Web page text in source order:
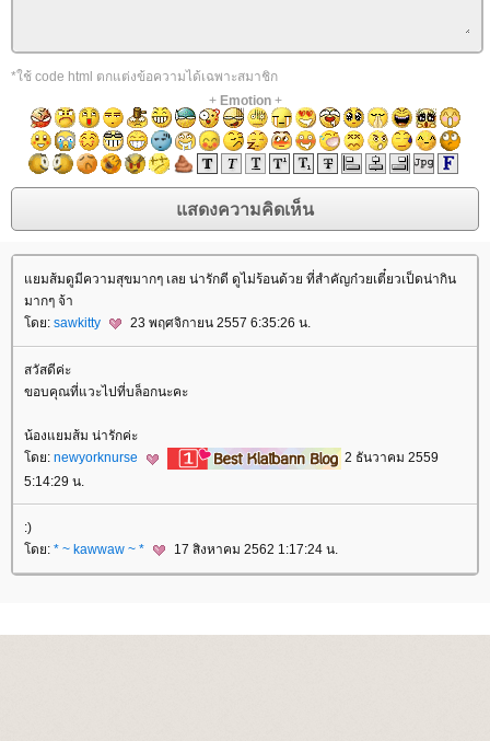
*ใช้ code html ตกแต่งข้อความได้เฉพาะสมาชิก
+ Emotion+
มส้มดูมีความสุขมากๆ เลย น่ารักดี ดูไม่ร้อนด้วย ที่สำคัญก๋วยเตี๋ยวเป็ดน่ากิน
มากๆ จ้า
ดย: sawkitty 23 พฤศจิกายน 2557 6:35:26 น.
สวัสดีค่ะ
ขอบคุณที่แวะไปที่บล็อกนะคะ
น้องแยมส้ม น่ารักค่ะ
ดย: newyorknurse
2 ธันวาคม 2559
5:14:29 น.
:)
ดย: * ~ kawwaw ~ * 17 สิงหาคม 2562 1:17:24 น.